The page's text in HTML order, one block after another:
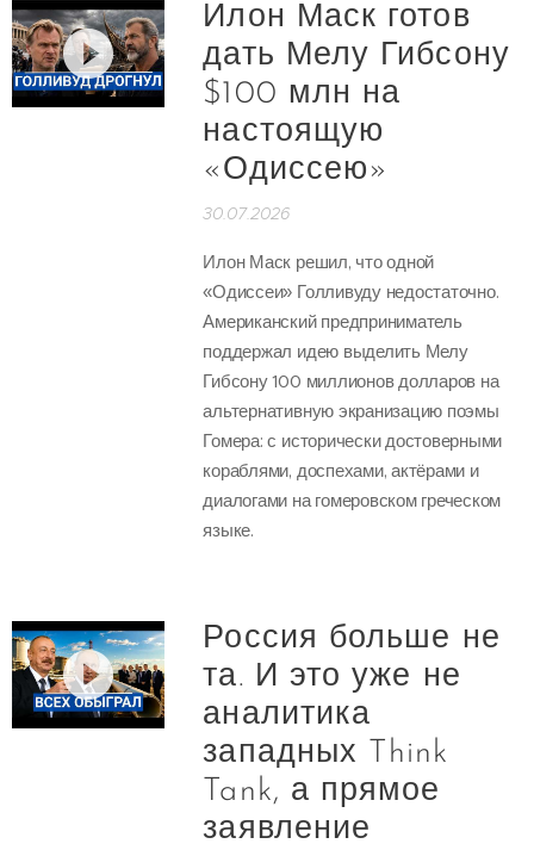
Илон Маск готов
дать Мелу Гибсону
$100 млн на
настоящую
«Одиссею»
30.07.2026
Илон Маск решил, что одной
«Одиссеи» Голливуду недостаточно.
Американский предприниматель
поддержал идею выделить Мелу
Гибсону 100 миллионов долларов на
альтернативную экранизацию поэмы
Гомера: с исторически достоверными
кораблями, доспехами, актёрами и
диалогами на гомеровском греческом
языке.
Россия больше не
та. И это уже не
аналитика
западных Think
Tank, а прямое
заявление